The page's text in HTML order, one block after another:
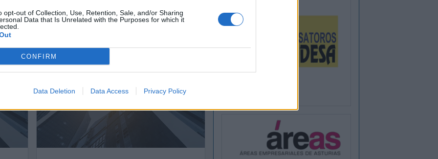
opt-out of Collection, Use, Retention, Sale, and/or Sharing
Data that Is Unrelated with the Purposes for which it
CONFIRM
Data Deletion Data Access Privacy Policy
Estepona (Málaga)